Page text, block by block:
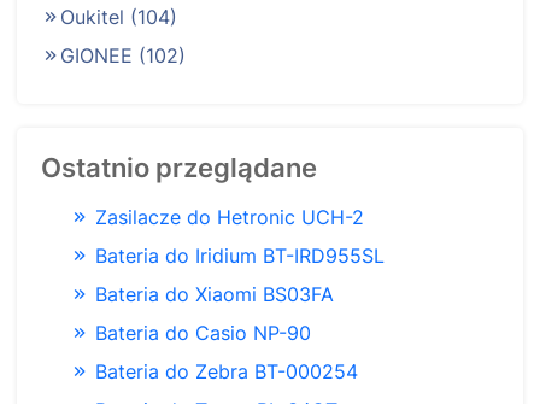
Oukitel (104)
GIONEE (102)
Ostatnio przeglądane
Zasilacze do Hetronic UCH-2
Bateria do Iridium BT-IRD955SL
Bateria do Xiaomi BS03FA
Bateria do Casio NP-90
Bateria do Zebra BT-000254